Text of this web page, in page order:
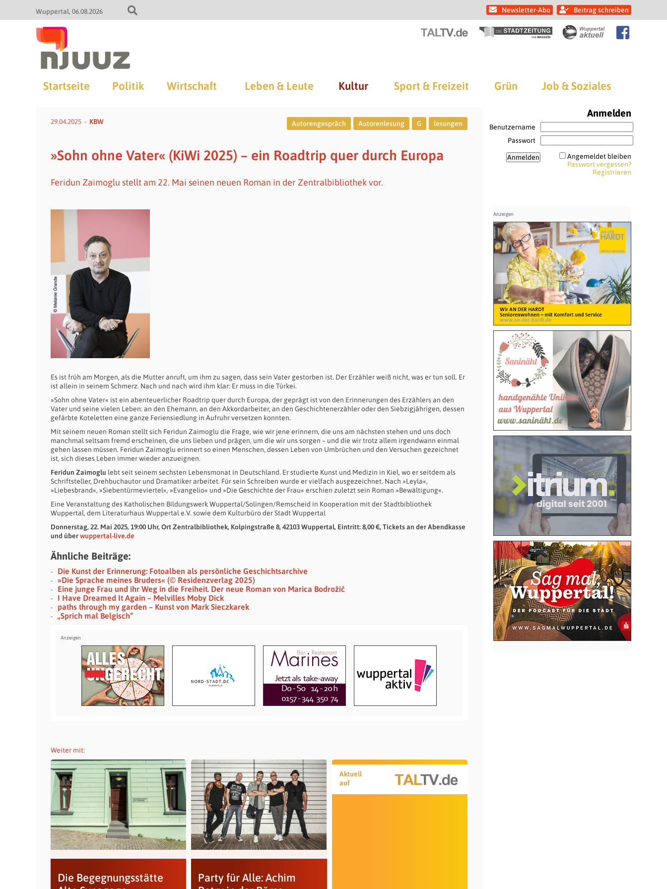
Wuppertal 06.08.2026 Newsletter-Abo Beitrag schreiben
Startseite Politik Wirtschaft Leben & Leute Kultur Sport & Freizeit Grün Job & Soziales
29.04.2025 KBW Autorengespräch Autorenlesung G lesungen
»Sohn ohne Vater« (KiWi 2025) – ein Roadtrip quer durch Europa
Feridun Zaimoglu stellt am 22. Mai seinen neuen Roman in der Zentralbibliothek vor.
Es ist früh am Morgen, als die Mutter anruft, um ihm zu sagen, dass sein Vater gestorben ist. Der Erzähler weiß nicht, was er tun soll. Er
ist allein in seinem Schmerz. Nach und nach wird ihm klar: Er muss in die Türkei.
»Sohn ohne Vater« ist ein abenteuerlicher Roadtrip quer durch Europa, der geprägt ist von den Erinnerungen des Erzählers an den
Vater und seine vielen Leben: an den Ehemann, an den Akkordarbeiter, an den Geschichtenerzähler oder den Siebzigjährigen, dessen
gefärbte Koteletten eine ganze Feriensiedlung in Aufruhr versetzen konnten.
Mit seinem neuen Roman stellt sich Feridun Zaimoglu die Frage, wie wir jene erinnern, die uns am nächsten stehen und uns doch
manchmal seltsam fremd erscheinen, die uns lieben und prägen, um die wir uns sorgen – und die wir trotz allem irgendwann einmal
gehen lassen müssen. Feridun Zaimoglu erinnert so einen Menschen, dessen Leben von Umbrüchen und den Versuchen gezeichnet
ist, sich dieses Leben immer wieder anzueignen.
Feridun Zaimoglu lebt seit seinem sechsten Lebensmonat in Deutschland. Er studierte Kunst und Medizin in Kiel, wo er seitdem als
Schriftsteller, Drehbuchautor und Dramatiker arbeitet. Für sein Schreiben wurde er vielfach ausgezeichnet. Nach »Leyla«,
»Liebesbrand«, »Siebentürmeviertel«, »Evangelio« und »Die Geschichte der Frau« erschien zuletzt sein Roman »Bewältigung«.
Eine Veranstaltung des Katholischen Bildungswerk Wuppertal/Solingen/Remscheid in Kooperation mit der Stadtbibliothek
Wuppertal, dem Literaturhaus Wuppertal e.V. sowie dem Kulturbüro der Stadt Wuppertal
Donnerstag, 22. Mai 2025, 19:00 Uhr, Ort Zentralbibliothek, Kolpingstraße 8, 42103 Wuppertal, Eintritt: 8,00 €,Tickets an der Abendkasse
und überwuppertal-live.de
Ähnliche Beiträge:
Die Kunst der Erinnerung: Fotoalben als persönliche Geschichtsarchive
»Die Sprache meines Bruders« (© Residenzverlag 2025)
Eine junge Frau und ihr Weg in die Freiheit. Der neue Roman von Marica Bodrožič
I Have Dreamed It Again – Melvilles Moby Dick
paths through my garden – Kunst von Mark Sieczkarek
„Sprich mal Belgisch“
Weiter mit:
Die Begegnungsstätte
Party für Alle: Achim
Aktuell
auf
Anmelden
Benutzername
Passwort
Angemeldet bleiben
Passwort vergessen?
Registrieren